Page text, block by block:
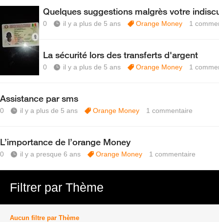
Quelques suggestions malgrès votre
0 il y a plus de 5 ans Orange Money 1
La sécurité lors des transferts d'argent
0 il y a plus de 5 ans Orange Money 1
Assistance par sms
0 il y a plus de 5 ans Orange Money 1 commentaire
L’importance de l’orange Money
0 il y a presque 6 ans Orange Money 1 commentaire
Filtrer par Thème
Aucun filtre par Thème